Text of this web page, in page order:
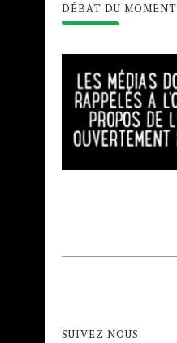
DÉBAT DU MOMENT
SUIVEZ NOUS